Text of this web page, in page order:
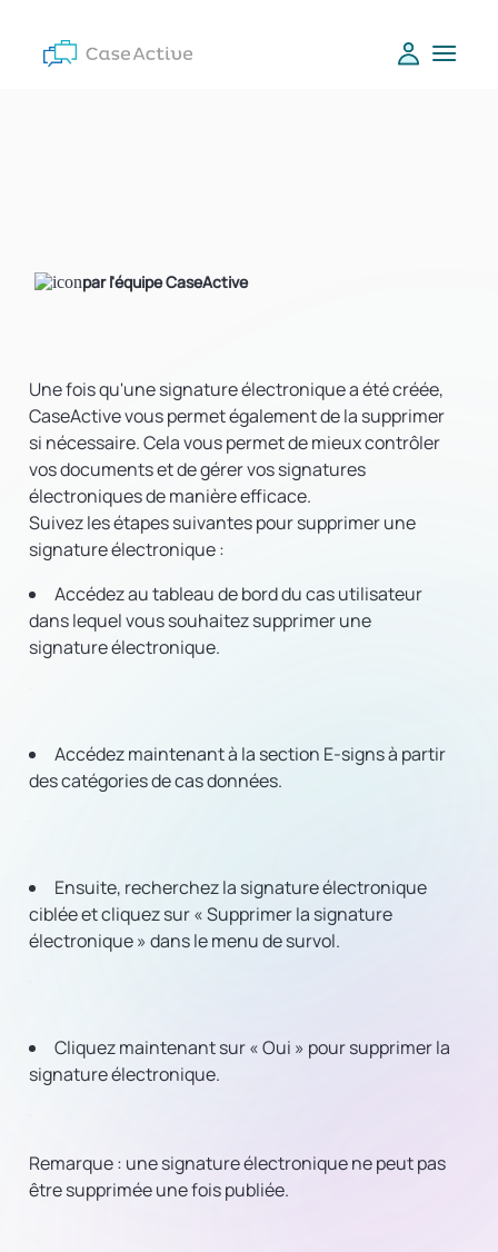
par l'équipe CaseActive
Une fois qu'une signature électronique a été créée,
CaseActive vous permet également de la supprimer
si nécessaire. Cela vous permet de mieux contrôler
vos documents et de gérer vos signatures
électroniques de manière efficace.
Suivez les étapes suivantes pour supprimer une
signature électronique :
Accédez au tableau de bord du cas utilisateur
dans lequel vous souhaitez supprimer une
signature électronique.
Accédez maintenant à la section E-signs à partir
des catégories de cas données.
Ensuite, recherchez la signature électronique
ciblée et cliquez sur « Supprimer la signature
électronique » dans le menu de survol.
Cliquez maintenant sur « Oui » pour supprimer la
signature électronique.
Remarque : une signature électronique ne peut pas
être supprimée une fois publiée.